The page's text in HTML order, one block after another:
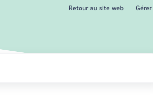
Retour au site web